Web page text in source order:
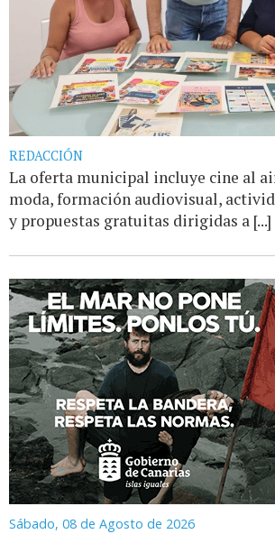
REDACCIÓN
La oferta municipal incluye cine al
moda, formación audiovisual,
y propuestas gratuitas dirigidas a [...]
Sábado, 08 de Agosto de 2026